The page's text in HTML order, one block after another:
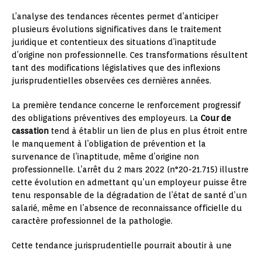
L’analyse des tendances récentes permet d’anticiper
plusieurs évolutions significatives dans le traitement
juridique et contentieux des situations d’inaptitude
d’origine non professionnelle. Ces transformations résultent
tant des modifications législatives que des inflexions
jurisprudentielles observées ces dernières années.
La première tendance concerne le renforcement progressif
des obligations préventives des employeurs. La Cour de
cassation tend à établir un lien de plus en plus étroit entre
le manquement à l’obligation de prévention et la
survenance de l’inaptitude, même d’origine non
professionnelle. L’arrêt du 2 mars 2022 (n°20-21.715) illustre
cette évolution en admettant qu’un employeur puisse être
tenu responsable de la dégradation de l’état de santé d’un
salarié, même en l’absence de reconnaissance officielle du
caractère professionnel de la pathologie.
Cette tendance jurisprudentielle pourrait aboutir à une